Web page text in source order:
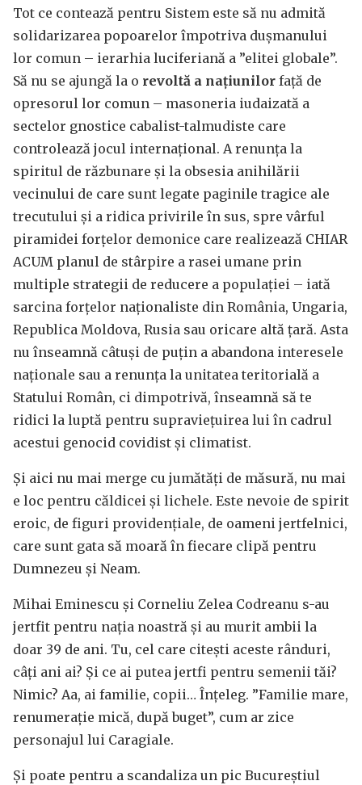
Tot ce contează pentru Sistem este să nu admită
solidarizarea popoarelor împotriva dușmanului
lor comun – ierarhia luciferiană a ”elitei globale”.
Să nu se ajungă la o revoltă a națiunilor față de
opresorul lor comun – masoneria iudaizată a
sectelor gnostice cabalist-talmudiste care
controlează jocul internațional. A renunța la
spiritul de răzbunare și la obsesia anihilării
vecinului de care sunt legate paginile tragice ale
trecutului și a ridica privirile în sus, spre vârful
piramidei forțelor demonice care realizează CHIAR
ACUM planul de stârpire a rasei umane prin
multiple strategii de reducere a populației – iată
sarcina forțelor naționaliste din România, Ungaria,
Republica Moldova, Rusia sau oricare altă țară. Asta
nu înseamnă câtuși de puțin a abandona interesele
naționale sau a renunța la unitatea teritorială a
Statului Român, ci dimpotrivă, înseamnă să te
ridici la luptă pentru supraviețuirea lui în cadrul
acestui genocid covidist și climatist.
Și aici nu mai merge cu jumătăți de măsură, nu mai
e loc pentru căldicei și lichele. Este nevoie de spirit
eroic, de figuri providențiale, de oameni jertfelnici,
care sunt gata să moară în fiecare clipă pentru
Dumnezeu și Neam.
Mihai Eminescu și Corneliu Zelea Codreanu s-au
jertfit pentru nația noastră și au murit ambii la
doar 39 de ani. Tu, cel care citești aceste rânduri,
câți ani ai? Și ce ai putea jertfi pentru semenii tăi?
Nimic? Aa, ai familie, copii… Înțeleg. ”Familie mare,
renumerație mică, după buget”, cum ar zice
personajul lui Caragiale.
Și poate pentru a scandaliza un pic Bucureștiul